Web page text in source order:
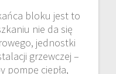
bloku jest to
nie da się
jednostki
grzewczej –
pompę ciepła,